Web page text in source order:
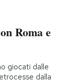
Roma e
giocati dalle
dalla